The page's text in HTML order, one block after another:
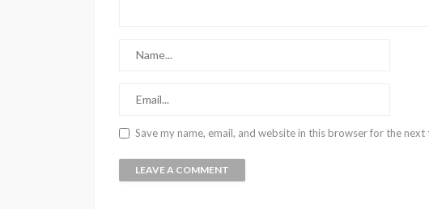
Save my name, email, and website in this browser for the next